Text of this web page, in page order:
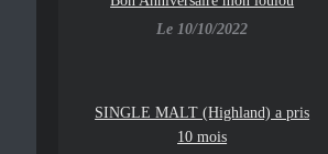
Le 10/10/2022
SINGLE MALT (Highland) a pris
10 mois